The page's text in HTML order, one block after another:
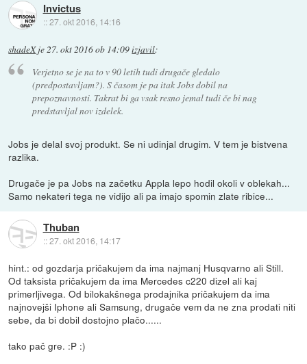
Invictus
::27. okt 2016, 14:16
shadeXje27. okt 2016 ob 14:09izjavil:
Verjetno se je na to v 90 letih tudi drugače gledalo
(predpostavljam?). S časom je pa itak Jobs dobil na
prepoznavnosti. Takrat bi ga vsak resno jemal tudi če bi nag
predstavljal nov izdelek.
Jobs je delal svoj produkt. Se ni udinjal drugim. V tem je bistvena
razlika.
Drugače je pa Jobs na začetku Appla lepo hodil okoli v oblekah...
Samo nekateri tega ne vidijo ali pa imajo spomin zlate ribice...
Thuban
::27. okt 2016, 14:17
hint.: od gozdarja pričakujem da ima najmanj Husqvarno ali Still.
Od taksista pričakujem da ima Mercedes c220 dizel ali kaj
primerljivega. Od bilokakšnega prodajnika pričakujem da ima
najnovejši Iphone ali Samsung, drugače vem da ne zna prodati niti
sebe, da bi dobil dostojno plačo......
tako pač gre. :P :)